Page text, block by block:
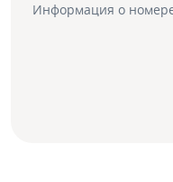
Информация о